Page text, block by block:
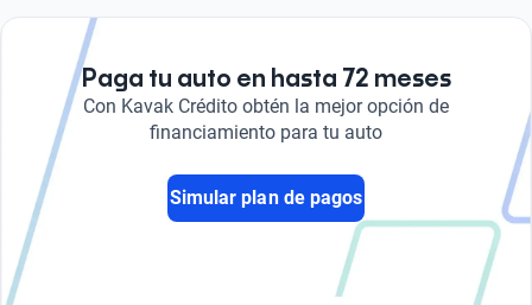
Paga tu auto en hasta 72 meses
Con Kavak Crédito obtén la mejor opción de
financiamiento para tu auto
Simular plan de pagos